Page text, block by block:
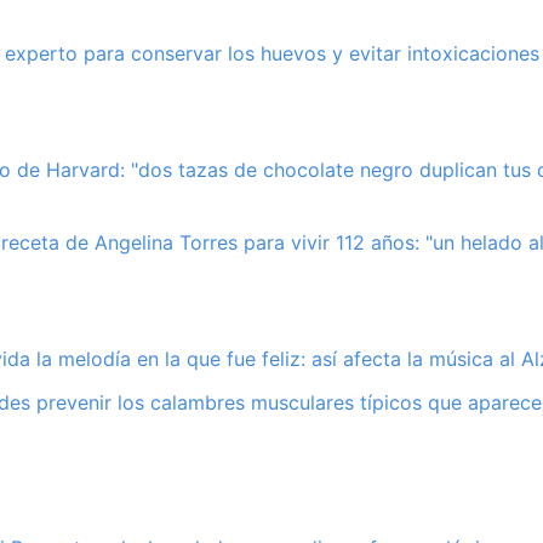
experto para conservar los huevos y evitar
de Harvard: "dos tazas de chocolate negro duplican tus
de Angelina Torres para vivir 112 años: "un helado
la melodía en la que fue feliz: así afecta la música al
prevenir los calambres musculares típicos que